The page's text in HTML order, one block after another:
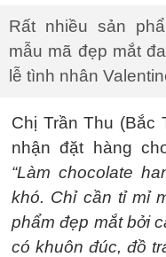
Rất nhiều sản
mẫu mã đẹp mắt
lễ tình nhân
Chị Trần Thu (Bắc
nhận đặt hàng
“Làm chocolate
khó. Chỉ cần tỉ mỉ
phẩm đẹp mắt bởi
có khuôn đúc, đồ